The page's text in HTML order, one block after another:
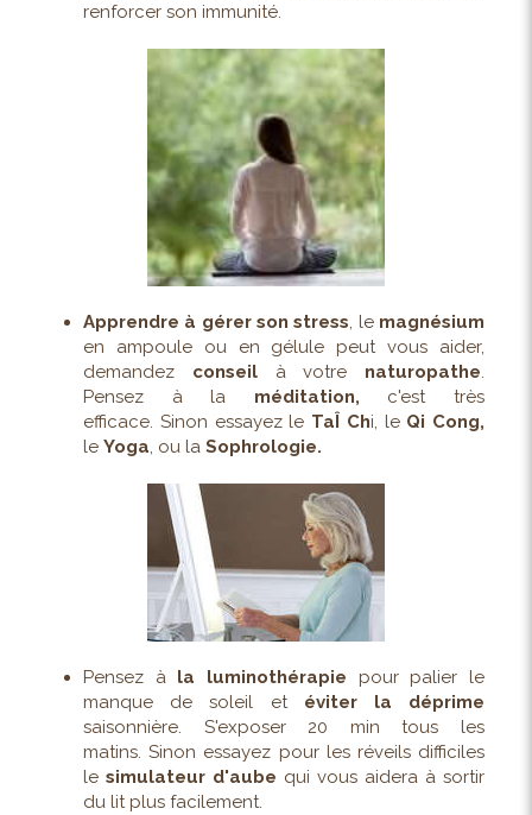
renforcer son immunité.
Apprendre à gérer son stress, le magnésium
en ampoule ou en gélule peut vous aider,
demandez conseilà votre naturopathe.
Pensez à la méditation, c'est très
efficace. Sinon essayez le TaÎ Chi, le Qi Cong,
le Yoga, ou la Sophrologie.
Pensez à la luminothérapie pour palier le
manque de soleil et éviter la déprime
saisonnière. S'exposer 20 min tous les
matins. Sinon essayez pour les réveils difficiles
le simulateur d'aube qui vous aidera à sortir
du lit plus facilement.